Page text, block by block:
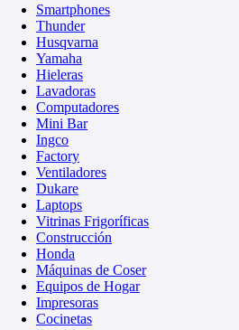
Smartphones
Thunder
Husqvarna
Yamaha
Hieleras
Lavadoras
Computadores
Mini Bar
Ingco
Factory
Ventiladores
Dukare
Laptops
Vitrinas Frigoríficas
Construcción
Honda
Máquinas de Coser
Equipos de Hogar
Impresoras
Cocinetas